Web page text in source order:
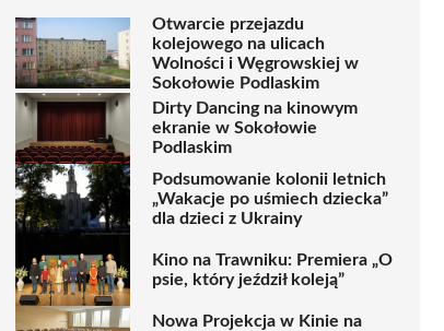
Otwarcie przejazdu
kolejowego na ulicach
Wolności i Węgrowskiej w
Sokołowie Podlaskim
Dirty Dancing na kinowym
ekranie w Sokołowie
Podlaskim
Podsumowanie kolonii letnich
„Wakacje po uśmiech dziecka”
dla dzieci z Ukrainy
Kino na Trawniku: Premiera „O
psie, który jeździł koleją”
Nowa Projekcja w Kinie na